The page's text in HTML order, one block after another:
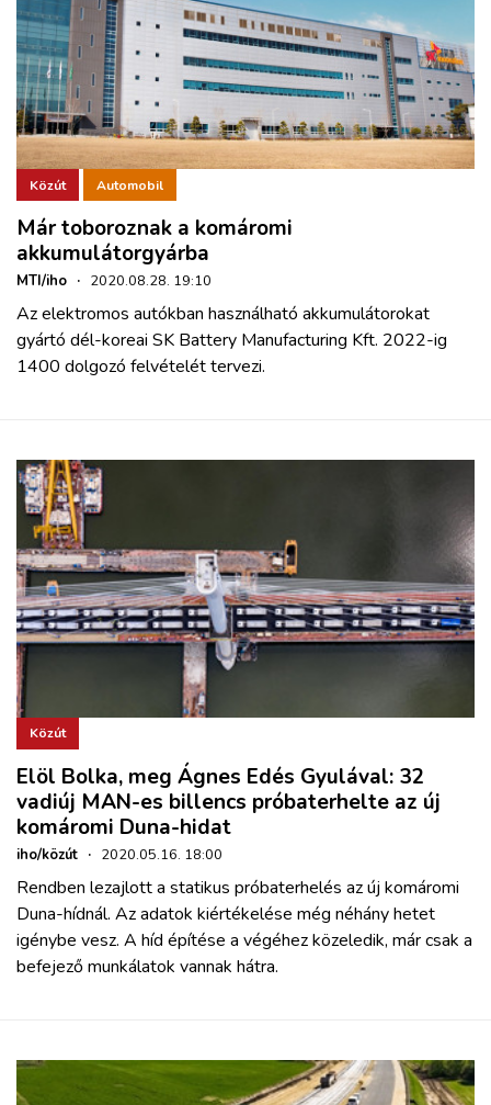
Közút Automobil
Már toboroznak a komáromi
akkumulátorgyárba
MTI/iho · 2020.08.28. 19:10
Az elektromos autókban használható akkumulátorokat
gyártó dél-koreai SK Battery Manufacturing Kft. 2022-ig
1400 dolgozó felvételét tervezi.
Közút
Elöl Bolka, meg Ágnes Edés Gyulával: 32
vadiúj MAN-es billencs próbaterhelte az új
komáromi Duna-hidat
iho/közút · 2020.05.16. 18:00
Rendben lezajlott a statikus próbaterhelés az új komáromi
Duna-hídnál. Az adatok kiértékelése még néhány hetet
igénybe vesz. A híd építése a végéhez közeledik, már csak a
befejező munkálatok vannak hátra.